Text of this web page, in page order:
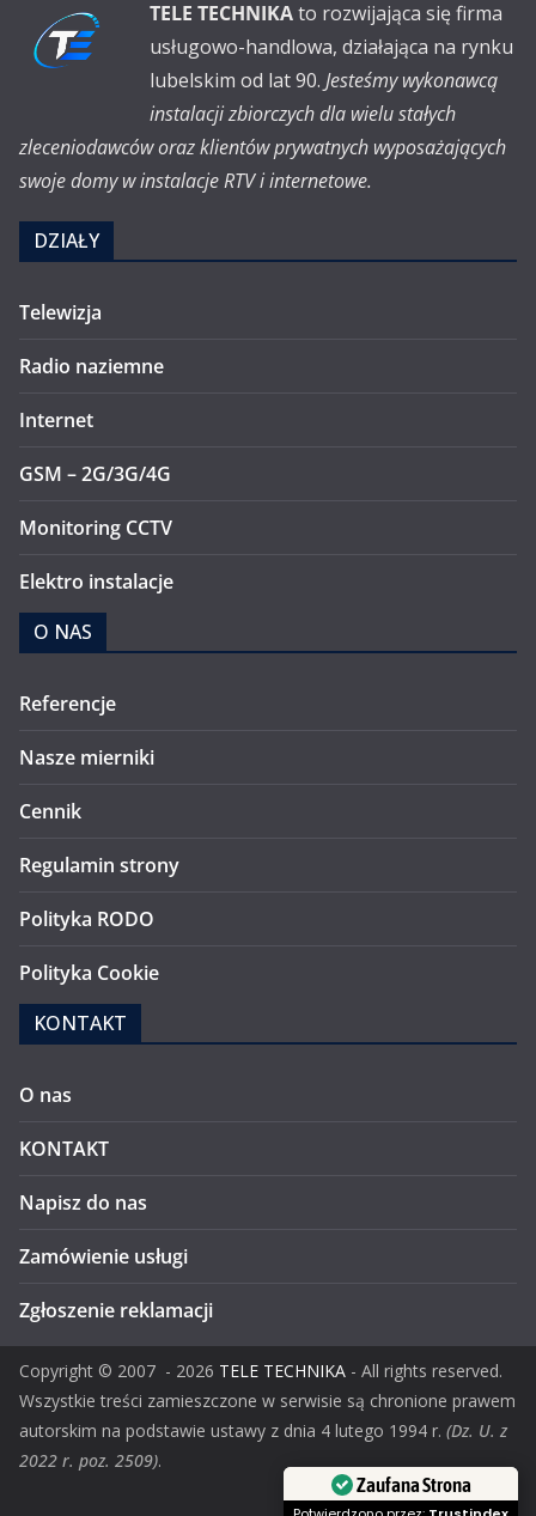
TELE TECHNIKAto rozwijająca się firma
usługowo-handlowa, działająca na rynku
lubelskim od lat 90. Jesteśmy wykonawcą
instalacji zbiorczych dla wielu stałych
zleceniodawców oraz klientów prywatnych wyposażających
swoje domy w instalacje RTV i internetowe.
DZIAŁY
Telewizja
Radio naziemne
Internet
GSM – 2G/3G/4G
Monitoring CCTV
Elektro instalacje
O NAS
Referencje
Nasze mierniki
Cennik
Regulamin strony
Polityka RODO
Polityka Cookie
KONTAKT
O nas
KONTAKT
Napisz do nas
Zamówienie usługi
Zgłoszenie reklamacji
Copyright © 2007 - 2026 TELE TECHNIKA - All rights reserved.
Wszystkie treści zamieszczone w serwisie są chronione prawem
autorskim na podstawie ustawy z dnia 4 lutego 1994 r. (Dz. U. z
2022 r. poz. 2509).
Zaufana Strona